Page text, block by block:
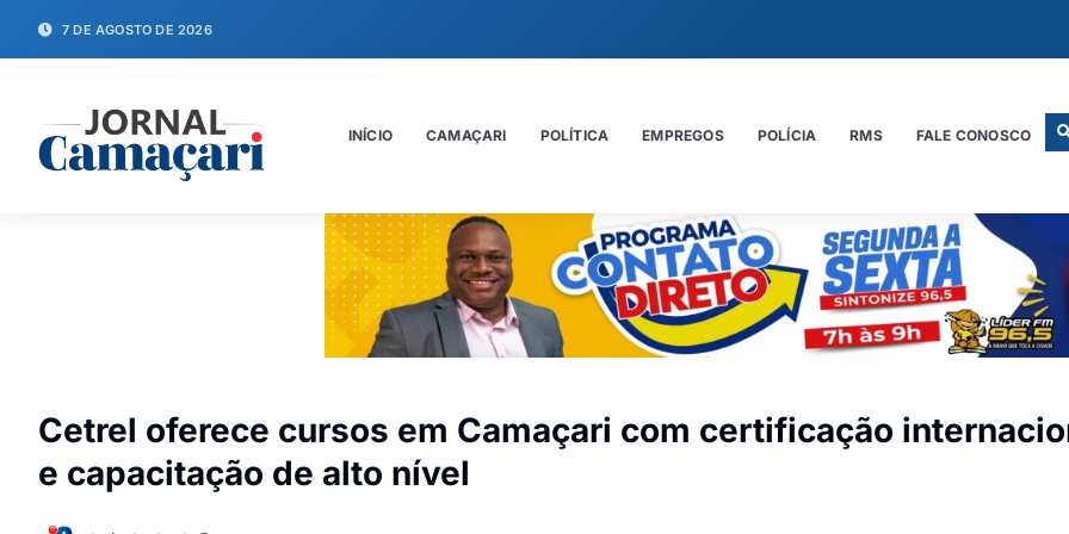
7 DE AGOSTO DE 2026
INÍCIO CAMAÇARI POLÍTICA EMPREGOS POLÍCIA RMS FALE CONOSCO
Cetrel oferece cursos em Camaçari com certificação
e capacitação de alto nível